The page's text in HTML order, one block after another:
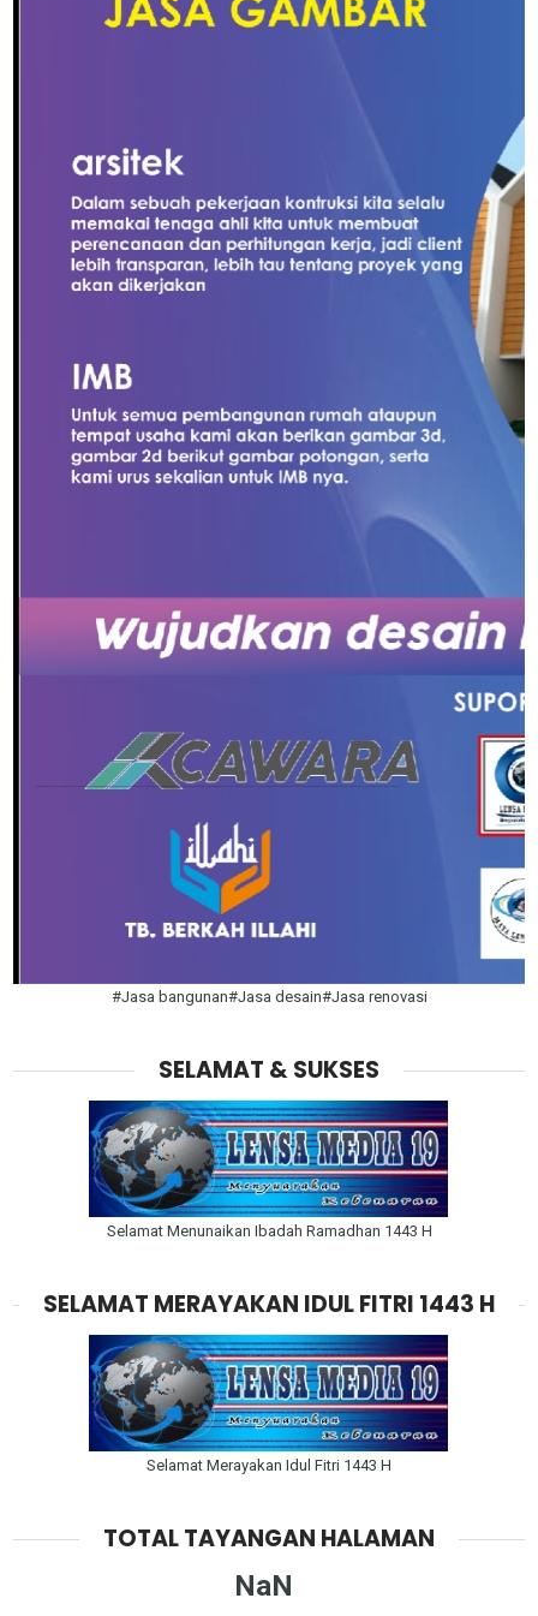
#Jasa bangunan#Jasa desain#Jasa renovasi
SELAMAT & SUKSES
Selamat Menunaikan Ibadah Ramadhan 1443 H
SELAMAT MERAYAKAN IDUL FITRI 1443 H
Selamat Merayakan Idul Fitri 1443 H
TOTAL TAYANGAN HALAMAN
NaN